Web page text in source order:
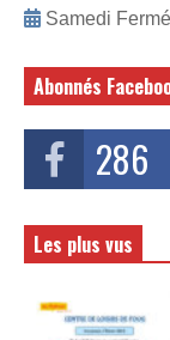
Samedi Fermé
Abonnés
286
Les plus vus